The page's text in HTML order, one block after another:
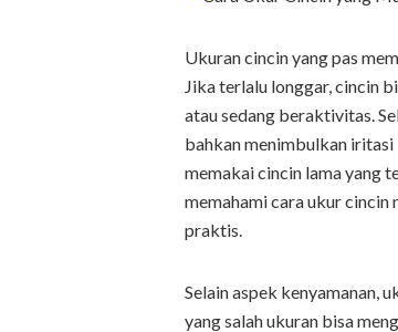
Ukuran cincin yang pas
Jika terlalu longgar, cincin
atau sedang beraktivitas.
bahkan menimbulkan iritasi
memakai cincin lama yang
memahami cara ukur cincin
praktis.
Selain aspek kenyamanan,
yang salah ukuran bisa